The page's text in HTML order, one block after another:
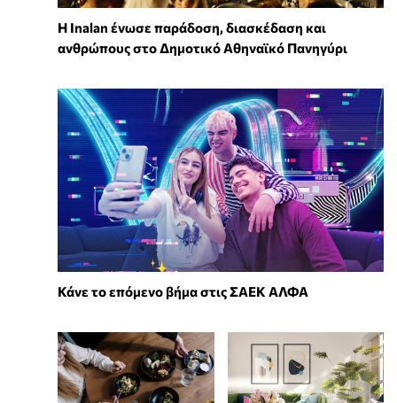
Η Inalan ένωσε παράδοση, διασκέδαση και
ανθρώπους στο Δημοτικό Αθηναϊκό Πανηγύρι
Κάνε το επόμενο βήμα στις ΣΑΕΚ ΑΛΦΑ